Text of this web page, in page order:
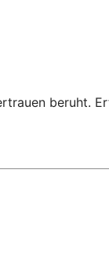
beruht.